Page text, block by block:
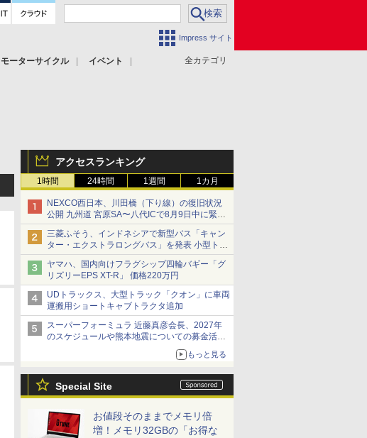
Impress サイト
全カテゴリ
モーターサイクル
イベント
アクセスランキング
1時間 24時間 1週間 1カ月
NEXCO西日本、川田橋（下り線）の復旧状況
公開 九州道 宮原SA〜八代ICで8月9日中に緊急
車両を通行可能に
三菱ふそう、インドネシアで新型バス「キャン
ター・エクストラロングバス」を発表 小型トラ
ックベースの観光・旅客輸送向けバス
ヤマハ、国内向けフラグシップ四輪バギー「グ
リズリーEPS XT-R」 価格220万円
UDトラックス、大型トラック「クオン」に車両
運搬用ショートキャブトラクタ追加
スーパーフォーミュラ 近藤真彦会長、2027年
のスケジュールや熊本地震についての募金活動
もっと見る
Special Site
お値段そのままでメモリ倍
増！メモリ32GBの「お得な